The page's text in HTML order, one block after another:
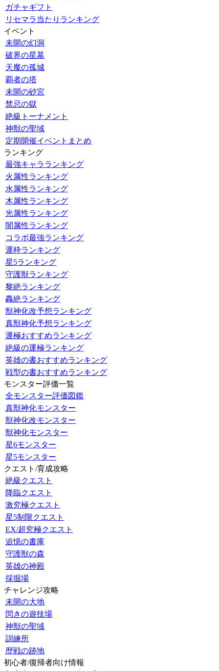
ガチャギフト
リセマラ当たりランキング
イベント
未開の幻洞
破界の星墓
天魔の孤城
覇者の塔
未開の砂宮
禁忌の獄
絶級トーナメント
神獣の聖域
定期開催イベントまとめ
ランキング
最強キャラランキング
火属性ランキング
水属性ランキング
木属性ランキング
光属性ランキング
闇属性ランキング
コラボ最強ランキング
運枠ランキング
星5ランキング
守護獣ランキング
黎絶ランキング
轟絶ランキング
獣神化改予想ランキング
真獣神化予想ランキング
運極おすすめランキング
絶級の運極ランキング
英雄の書おすすめランキング
戦型の書おすすめランキング
モンスター評価一覧
全モンスター評価図鑑
真獣神化モンスター
獣神化改モンスター
獣神化モンスター
星6モンスター
星5モンスター
クエスト/育成攻略
絶級クエスト
降臨クエスト
激究極クエスト
星5制限クエスト
EX/超究極クエスト
追憶の書庫
守護獣の森
英雄の神殿
採掘場
チャレンジ攻略
未開の大地
閃きの遊技場
神獣の聖域
訓練所
歴戦の跡地
初心者/復帰者向け情報